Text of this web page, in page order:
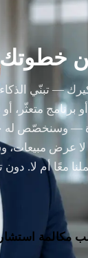
خطوتك
— تبنّي الذكاء
متعثّر، أو
— وسنخصّص له
لا عرض مبيعات،
معًا أم لا. دون
مكالمة